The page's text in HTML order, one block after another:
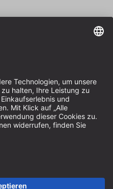
innerhalb
- ausgenommen